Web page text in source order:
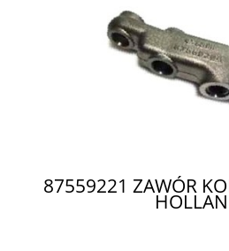
87559221 ZAWÓR